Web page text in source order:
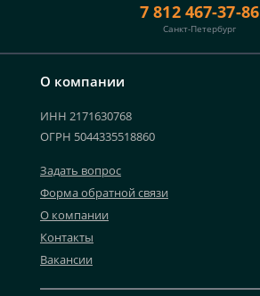
О компании
ИНН 2171630768
ОГРН 5044335518860
Задать вопрос
Форма обратной связи
О компании
Контакты
Вакансии
7 812 467-37-86
Санкт-Петербург